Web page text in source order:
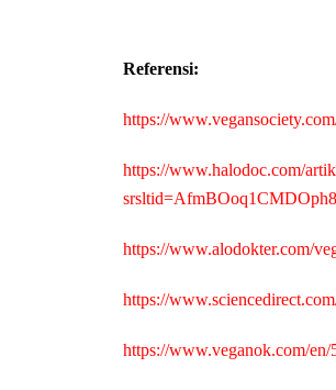
Referensi:
https://
https://www.halodoc.com/
https://www.alodokter.com/
https://
https://www.veganok.com/